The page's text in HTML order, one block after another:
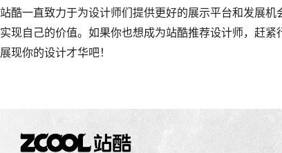
站酷一直致力于为设计师们提供更好的展示平台和发展
实现自己的价值。如果你也想成为站酷推荐设计师，赶紧
展现你的设计才华吧！